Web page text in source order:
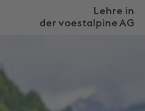
Lehre in
der voestalpine AG